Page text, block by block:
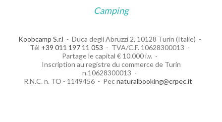
Camping
Koobcamp S.r.l
Duca degli Abruzzi 2, 10128 Turin (Italie)
Tél +39 011 197 11 053
TVA/C.F. 10628300013
Partage le capital € 10.000 i.v.
Inscription au registre du commerce de Turin
n.10628300013
R.N.C. n. TO - 1149456
Pecnaturalbooking@crpec.it